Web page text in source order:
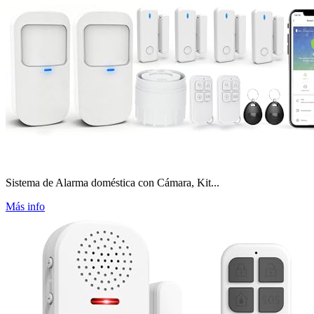
Sistema de Alarma doméstica con Cámara, Kit...
Más info